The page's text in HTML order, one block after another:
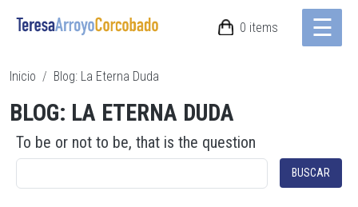
Pasar al contenido principal ☰
0 items
Ruta de navegación
Inicio Blog: La Eterna Duda
BLOG: LA ETERNA DUDA
To be or not to be, that is the question